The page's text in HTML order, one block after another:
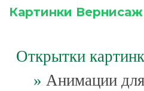
Картинки Вернисаж
Открытки
» Анимации